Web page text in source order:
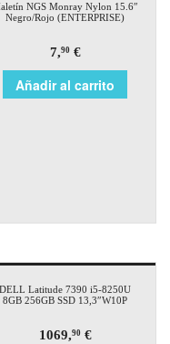
NGS Monray Nylon 15.6″
Negro/Rojo (ENTERPRISE)
7,90€
Añadir al carrito
DELL Latitude 7390 i5-8250U
8GB 256GB SSD 13,3″W10P
1069,90€